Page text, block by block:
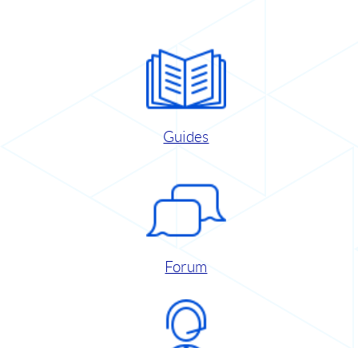
Guides
Forum